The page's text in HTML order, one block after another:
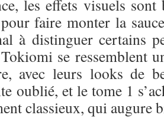
les effets visuels sont
faire monter la
à distinguer certains
se ressemblent
avec leurs looks de
oublié, et le tome 1
classieux, qui augure